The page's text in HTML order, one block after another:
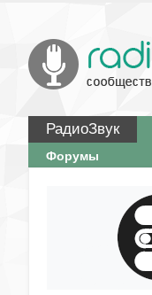
РадиоЗвук
Форумы